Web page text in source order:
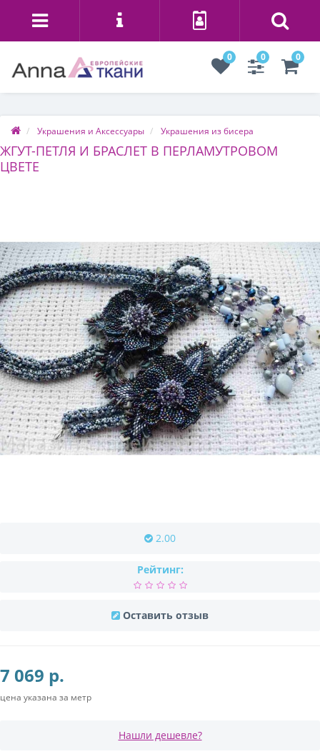
0 0 0
Украшения и Аксессуары Украшения из бисера
ЖГУТ-ПЕТЛЯ И БРАСЛЕТ В ПЕРЛАМУТРОВОМ
ЦВЕТЕ
2.00
Рейтинг:
Оставить отзыв
7 069 р.
цена указана за метр
Нашли дешевле?